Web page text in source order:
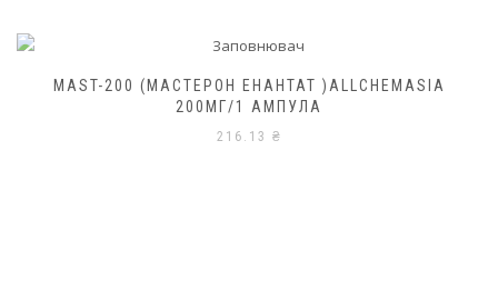
MAST-200 (МАСТЕРОН ЕНАНТАТ )ALLCHEMASIA
200МГ/1 АМПУЛА
216.13 ₴